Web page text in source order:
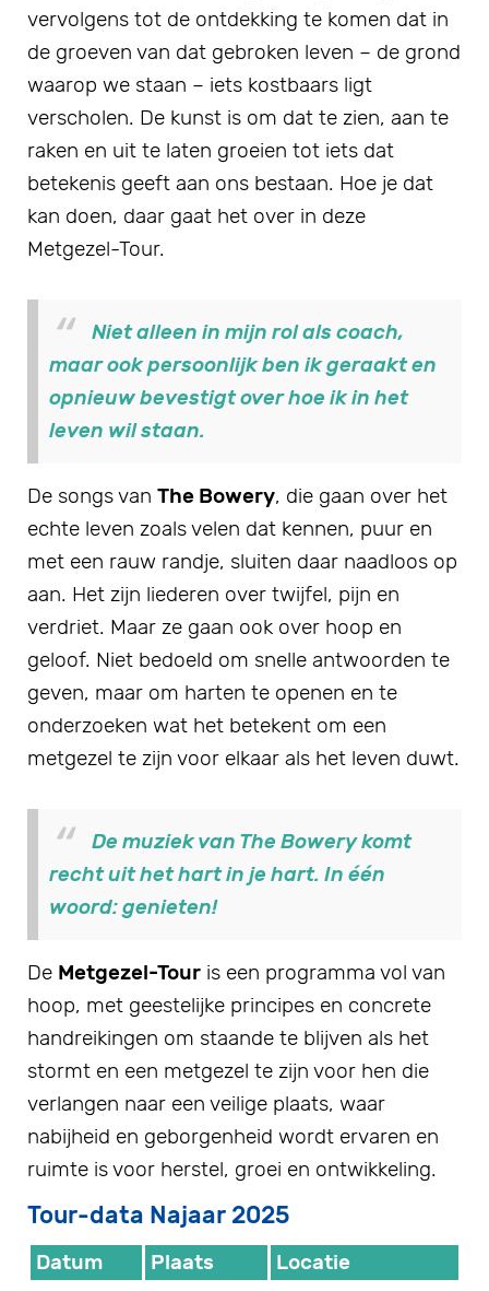
vervolgens tot de ontdekking te komen dat in
de groeven van dat gebroken leven – de grond
waarop we staan – iets kostbaars ligt
verscholen. De kunst is om dat te zien, aan te
raken en uit te laten groeien tot iets dat
betekenis geeft aan ons bestaan. Hoe je dat
kan doen, daar gaat het over in deze
Metgezel-Tour.
Niet alleen in mijn rol als coach,
maar ook persoonlijk ben ik geraakt en
opnieuw bevestigt over hoe ik in het
leven wil staan.
De songs van The Bowery, die gaan over het
echte leven zoals velen dat kennen, puur en
met een rauw randje, sluiten daar naadloos op
aan. Het zijn liederen over twijfel, pijn en
verdriet. Maar ze gaan ook over hoop en
geloof. Niet bedoeld om snelle antwoorden te
geven, maar om harten te openen en te
onderzoeken wat het betekent om een
metgezel te zijn voor elkaar als het leven duwt.
De muziek van The Bowery komt
recht uit het hart in je hart. In één
woord: genieten!
De Metgezel-Tour is een programma vol van
hoop, met geestelijke principes en concrete
handreikingen om staande te blijven als het
stormt en een metgezel te zijn voor hen die
verlangen naar een veilige plaats, waar
nabijheid en geborgenheid wordt ervaren en
ruimte is voor herstel, groei en ontwikkeling.
Tour-data Najaar 2025
Datum Plaats
Locatie